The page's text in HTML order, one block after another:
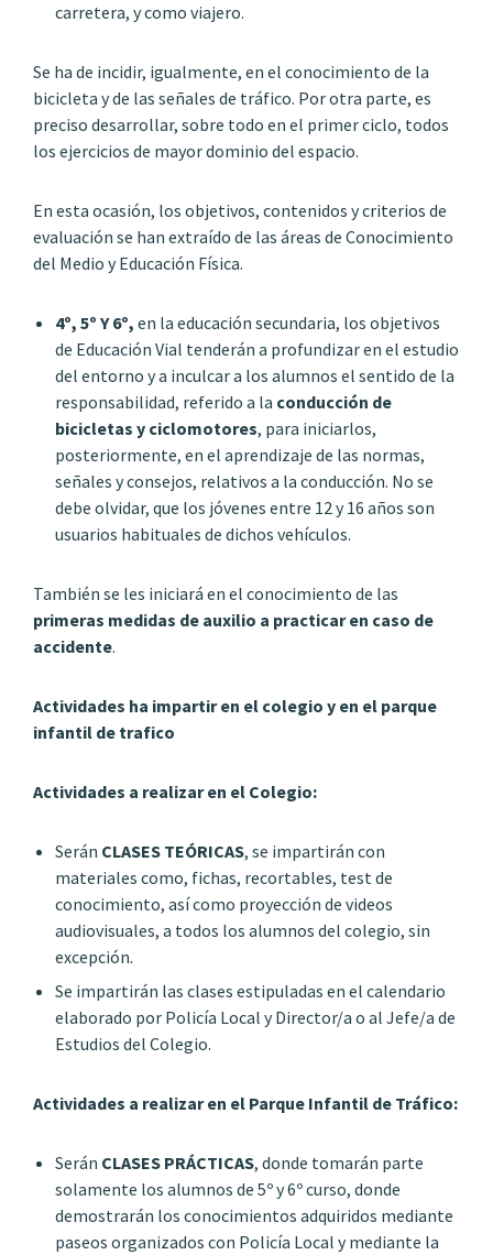
carretera, y como viajero.
Se ha de incidir, igualmente, en el conocimiento de la
bicicleta y de las señales de tráfico. Por otra parte, es
preciso desarrollar, sobre todo en el primer ciclo, todos
los ejercicios de mayor dominio del espacio.
En esta ocasión, los objetivos, contenidos y criterios de
evaluación se han extraído de las áreas de Conocimiento
del Medio y Educación Física.
4º, 5º Y 6º, en la educación secundaria, los objetivos
de Educación Vial tenderán a profundizar en el estudio
del entorno y a inculcar a los alumnos el sentido de la
responsabilidad, referido a la conducción de
bicicletas y ciclomotores, para iniciarlos,
posteriormente, en el aprendizaje de las normas,
señales y consejos, relativos a la conducción. No se
debe olvidar, que los jóvenes entre 12 y 16 años son
usuarios habituales de dichos vehículos.
También se les iniciará en el conocimiento de las
primeras medidas de auxilio a practicar en caso de
accidente.
Actividades ha impartir en el colegio y en el parque
infantil de trafico
Actividades a realizar en el Colegio:
Serán CLASES TEÓRICAS, se impartirán con
materiales como, fichas, recortables, test de
conocimiento, así como proyección de videos
audiovisuales, a todos los alumnos del colegio, sin
excepción.
Se impartirán las clases estipuladas en el calendario
elaborado por Policía Local y Director/a o al Jefe/a de
Estudios del Colegio.
Actividades a realizar en el Parque Infantil de Tráfico:
Serán CLASES PRÁCTICAS, donde tomarán parte
solamente los alumnos de 5º y 6º curso, donde
demostrarán los conocimientos adquiridos mediante
paseos organizados con Policía Local y mediante la